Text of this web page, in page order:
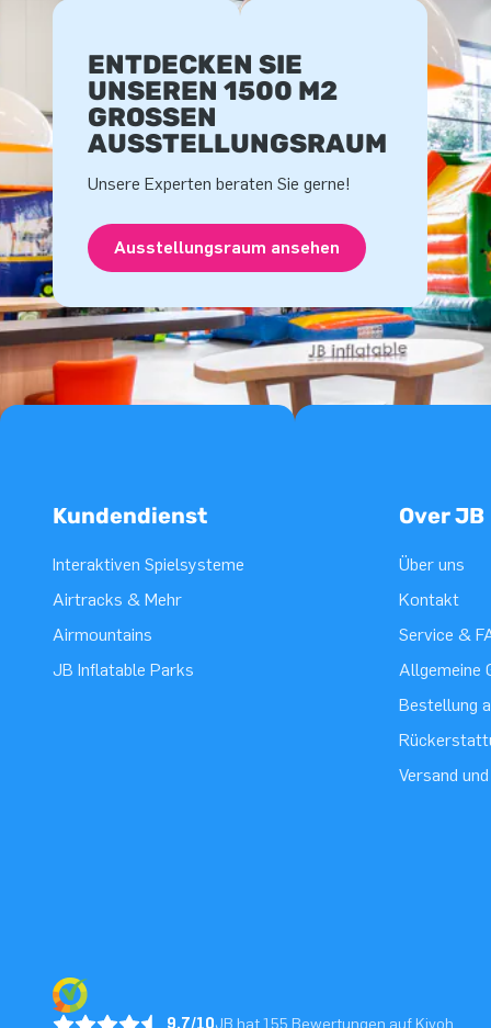
ENTDECKEN SIE
UNSEREN 1500 M2
GROSSEN A
USSTELLUNGSRAUM
Unsere Experten beraten Sie gerne!
Ausstellungsraum ansehen
Kundendienst
Interaktiven Spielsysteme
Airtracks & Mehr
Airmountains
JB Inflatable Parks
Over JB
Über uns
Kontakt
Service &
Allgemeine
Bestellung
Versand
9.7/10JB hat 155 Bewertungen auf Kiyoh